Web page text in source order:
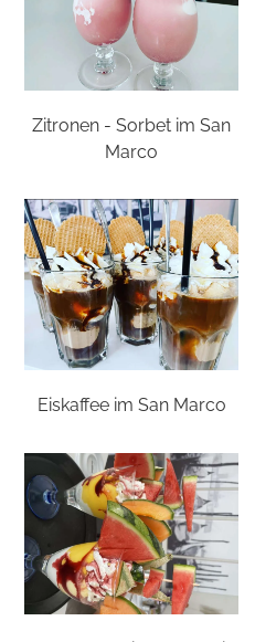
Zitronen - Sorbet im San
Marco
Eiskaffee im San Marco